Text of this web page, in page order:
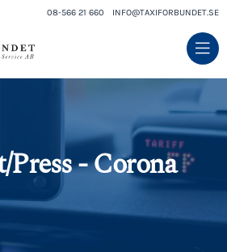
08-566 21 660 INFO@TAXIFORBUNDET.SE
- Corona